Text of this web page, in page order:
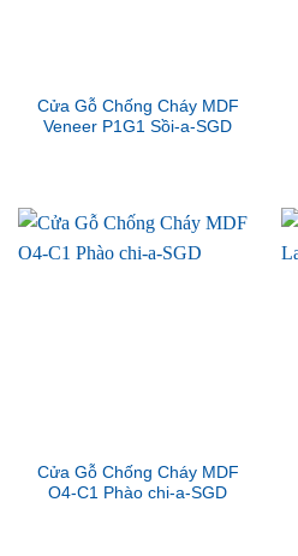
Cửa Gỗ Chống Cháy MDF
Veneer P1G1 Sồi-a-SGD
Cửa Gỗ Chống Cháy MDF
O4-C1 Phào chi-a-SGD